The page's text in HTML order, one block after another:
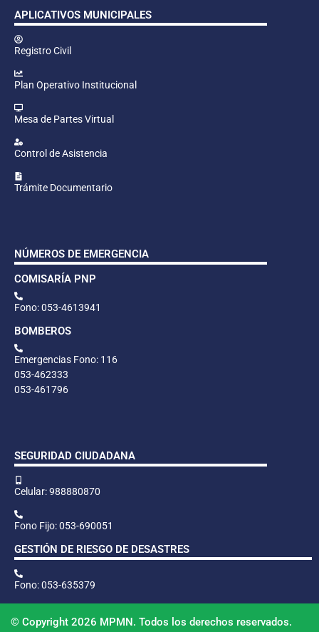
APLICATIVOS MUNICIPALES
Registro Civil
Plan Operativo Institucional
Mesa de Partes Virtual
Control de Asistencia
Trámite Documentario
NÚMEROS DE EMERGENCIA
COMISARÍA PNP
Fono: 053-4613941
BOMBEROS
Emergencias Fono: 116
053-462333
053-461796
SEGURIDAD CIUDADANA
Celular: 988880870
Fono Fijo: 053-690051
GESTIÓN DE RIESGO DE DESASTRES
Fono: 053-635379
© Copyright 2026 MPMN. Todos los derechos reservados.